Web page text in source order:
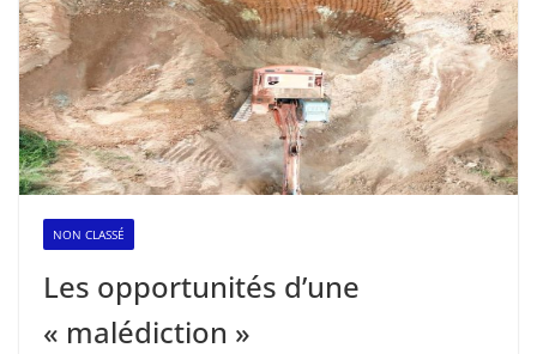
NON CLASSÉ
Les opportunités d’une
« malédiction »